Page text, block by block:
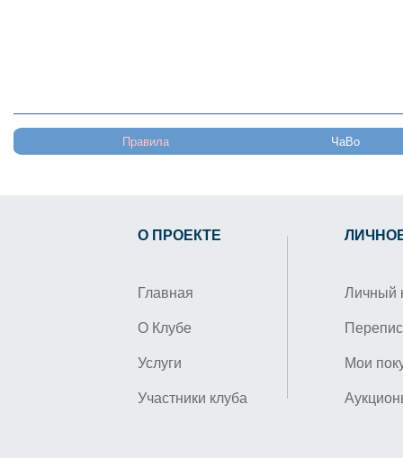
Правила ЧаВо
О ПРОЕКТЕ
Главная
О Клубе
Услуги
Участники клуба
Личный
Мои